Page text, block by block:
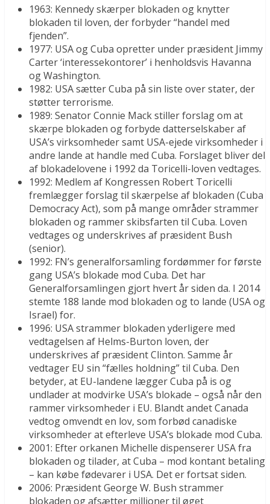
1963: Kennedy skærper blokaden og knytter
blokaden til loven, der forbyder “handel med
fjenden”.
1977: USA og Cuba opretter under præsident Jimmy
Carter ‘interessekontorer’ i henholdsvis Havanna
og Washington.
1982: USA sætter Cuba på sin liste over stater, der
støtter terrorisme.
1989: Senator Connie Mack stiller forslag om at
skærpe blokaden og forbyde datterselskaber af
USA’s virksomheder samt USA-ejede virksomheder i
andre lande at handle med Cuba. Forslaget bliver del
af blokadelovene i 1992 da Toricelli-loven vedtages.
1992: Medlem af Kongressen Robert Toricelli
fremlægger forslag til skærpelse af blokaden (Cuba
Democracy Act), som på mange områder strammer
blokaden og rammer skibsfarten til Cuba. Loven
vedtages og underskrives af præsident Bush
(senior).
1992: FN’s generalforsamling fordømmer for første
gang USA’s blokade mod Cuba. Det har
Generalforsamlingen gjort hvert år siden da. I 2014
stemte 188 lande mod blokaden og to lande (USA og
Israel) for.
1996: USA strammer blokaden yderligere med
vedtagelsen af Helms-Burton loven, der
underskrives af præsident Clinton. Samme år
vedtager EU sin “fælles holdning” til Cuba. Den
betyder, at EU-landene lægger Cuba på is og
undlader at modvirke USA’s blokade – også når den
rammer virksomheder i EU. Blandt andet Canada
vedtog omvendt en lov, som forbød canadiske
virksomheder at efterleve USA’s blokade mod Cuba.
2001: Efter orkanen Michelle dispenserer USA fra
blokaden og tilader, at Cuba – mod kontant betaling
– kan købe fødevarer i USA. Det er fortsat siden.
2006: Præsident George W. Bush strammer
blokaden og afsætter millioner til øget